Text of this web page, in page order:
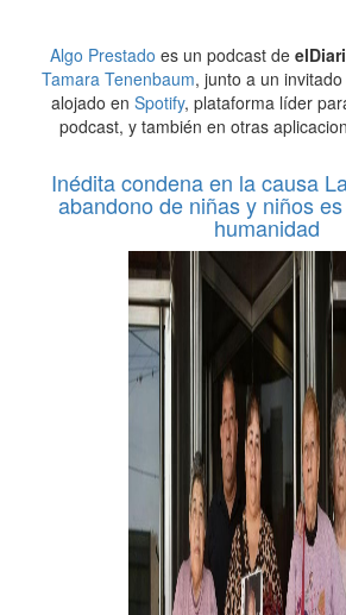
Algo Prestado es un podcast de
Tamara Tenenbaum, junto a un
alojado en Spotify, plataforma líder
podcast, y también en otras
Inédita condena en la causa
abandono de niñas y niños
humanidad